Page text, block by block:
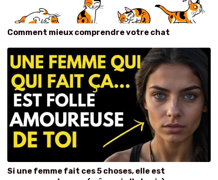
Comment mieux comprendre votre chat
Si une femme fait ces 5 choses, elle est